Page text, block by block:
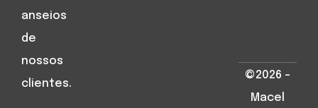
anseios
de
nossos
clientes.
©2026 –
Macel